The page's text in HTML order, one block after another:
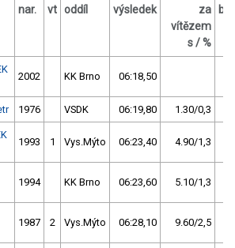
nar. vt oddíl výsledek
za
vítězem
s / %
2002 KK Brno 06:18,50
1976 VSDK 06:19,80 1.30/0,3
1993 1 Vys.Mýto 06:23,40 4.90/1,3
1994 KK Brno 06:23,60 5.10/1,3
1987 2 Vys.Mýto 06:28,10 9.60/2,5